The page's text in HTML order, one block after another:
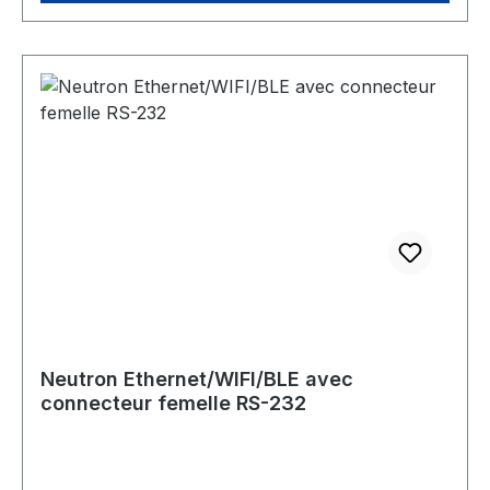
Weigh-Tronix, Radwag, Dini Argeo, Rice Lake,
compatible avec toute autre balance ou tout
appareil série équipé d’un connecteur femelle
RS-232. Connectivité Ethernet Wi-Fi Bluetooth
communication cloud sécurisée, y compris dans
des environnements tels que AWS IoT Core et
Neutron Ethernet/WIFI/BLE avec
connecteur femelle RS-232